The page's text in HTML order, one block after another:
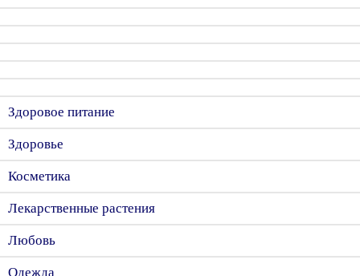
Здоровое питание
Здоровье
Косметика
Лекарственные растения
Любовь
Одежда